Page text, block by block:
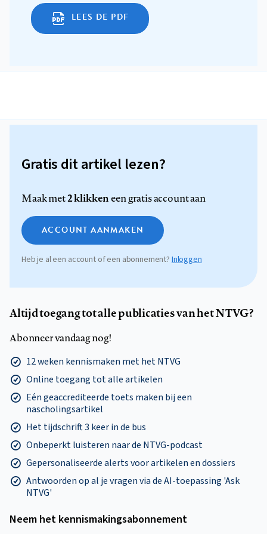
LEES DE PDF
Gratis dit artikel lezen?
Maak met2 klikkeneen gratis account aan
ACCOUNT AANMAKEN
Heb je al een account of een abonnement? Inloggen
Altijd toegang tot alle publicaties van het NTVG?
Abonneer vandaag nog!
12 weken kennismaken met het NTVG
Online toegang tot alle artikelen
Eén geaccrediteerde toets maken bij een
nascholingsartikel
Het tijdschrift 3 keer in de bus
Onbeperkt luisteren naar de NTVG-podcast
Gepersonaliseerde alerts voor artikelen en dossiers
Antwoorden op al je vragen via de AI-toepassing 'Ask
NTVG'
Neem het kennismakings­abonnement